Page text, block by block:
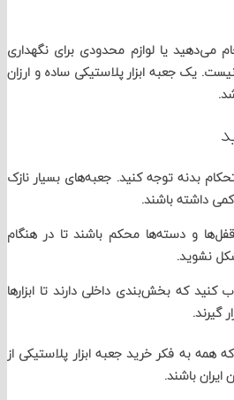
یا لوازم محدودی برای نگهداری
جعبه ابزار پلاستیکی ساده و ارزان
توجه کنید. جعبه‌های بسیار نازک
باشند.
دسته‌هامحکم باشند تا در هنگام
کهبخش‌بندی داخلیدارند تا ابزارها
فکر خرید جعبه ابزار پلاستیکی از